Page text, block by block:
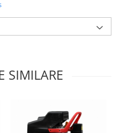
SIMILARE